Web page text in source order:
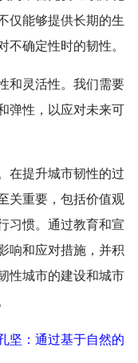
仅能够提供长期的生
不确定性时的韧性。
和灵活性。我们需要
弹性，以应对未来可
在提升城市韧性的过
关重要，包括价值观
习惯。通过教育和宣
响和应对措施，并积
性城市的建设和城市
坚：通过基于自然的